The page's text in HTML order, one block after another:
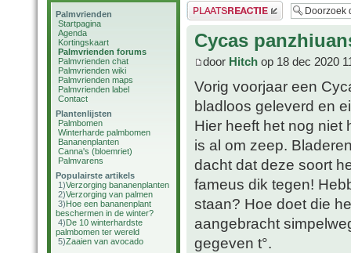
Palmvrienden
Startpagina
Agenda
Kortingskaart
Palmvrienden forums
Palmvrienden chat
Palmvrienden wiki
Palmvrienden maps
Palmvrienden label
Contact
Plantenlijsten
Palmbomen
Winterharde palmbomen
Bananenplanten
Canna's (bloemriet)
Palmvarens
Populairste artikels
1)Verzorging bananenplanten
2)Verzorging van palmen
3)Hoe een bananenplant
beschermen in de winter?
4)De 10 winterhardste
palmbomen ter wereld
5)Zaaien van avocado
Plaats een reactie
Cycas
door Hitch op 18 dec 2020
Vorig voorjaar een
bladloos geleverd en
Hier heeft het nog niet
is al om zeep.
dacht dat deze soort
fameus dik tegen!
staan? Hoe doet die
aangebracht
gegeven t°.